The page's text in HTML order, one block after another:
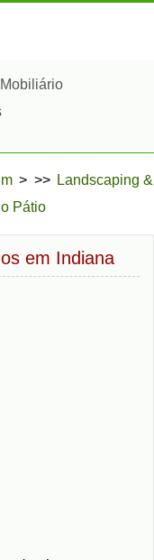
Mobiliário
Externa
> >> Landscaping &
Pátio
em Indiana